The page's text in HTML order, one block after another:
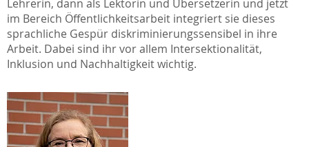
Lehrerin, dann als Lektorin und Übersetzerin und jetzt
im Bereich Öffentlichkeitsarbeit integriert sie dieses
sprachliche Gespür diskriminierungssensibel in ihre
Arbeit. Dabei sind ihr vor allem Intersektionalität,
Inklusion und Nachhaltigkeit wichtig.